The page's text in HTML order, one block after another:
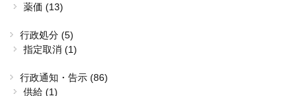
薬価 (13)
行政処分 (5)
指定取消 (1)
行政通知・告示 (86)
供給 (1)